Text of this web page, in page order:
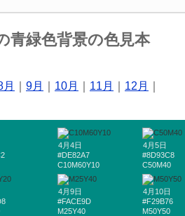
青緑色背景の色見本
月 9月 10月 11月 12月
4月4日
#DE82A7
C10M60Y10
4月5日
#8D93C8
C50M40
4月9日
#FACE9D
M25Y40
4月10日
#F29B76
M50Y50